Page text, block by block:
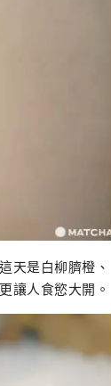
天是白柳臍橙、
讓人食慾大開。